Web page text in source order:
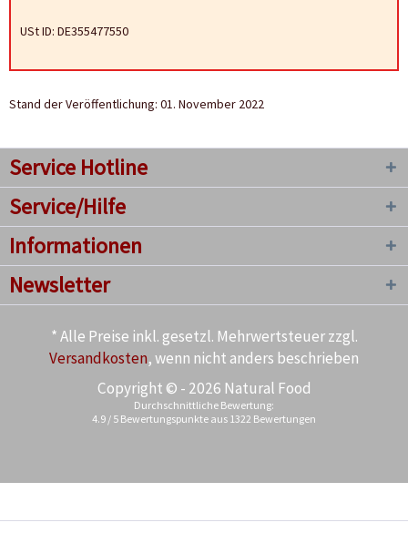
USt ID: DE355477550
Stand der Veröffentlichung: 01. November 2022
Service Hotline
Service/Hilfe
Informationen
Newsletter
* Alle Preise inkl. gesetzl. Mehrwertsteuer zzgl.
Versandkosten, wenn nicht anders beschrieben
Copyright © - 2026 Natural Food
Durchschnittliche Bewertung:
4.9 / 5 Bewertungspunkte aus 1322 Bewertungen